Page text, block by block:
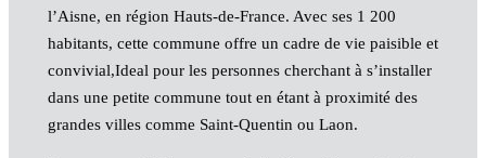
l’Aisne, en région Hauts-de-France. Avec ses 1 200
habitants, cette commune offre un cadre de vie paisible et
convivial,Ideal pour les personnes cherchant à s’installer
dans une petite commune tout en étant à proximité des
grandes villes comme Saint-Quentin ou Laon.